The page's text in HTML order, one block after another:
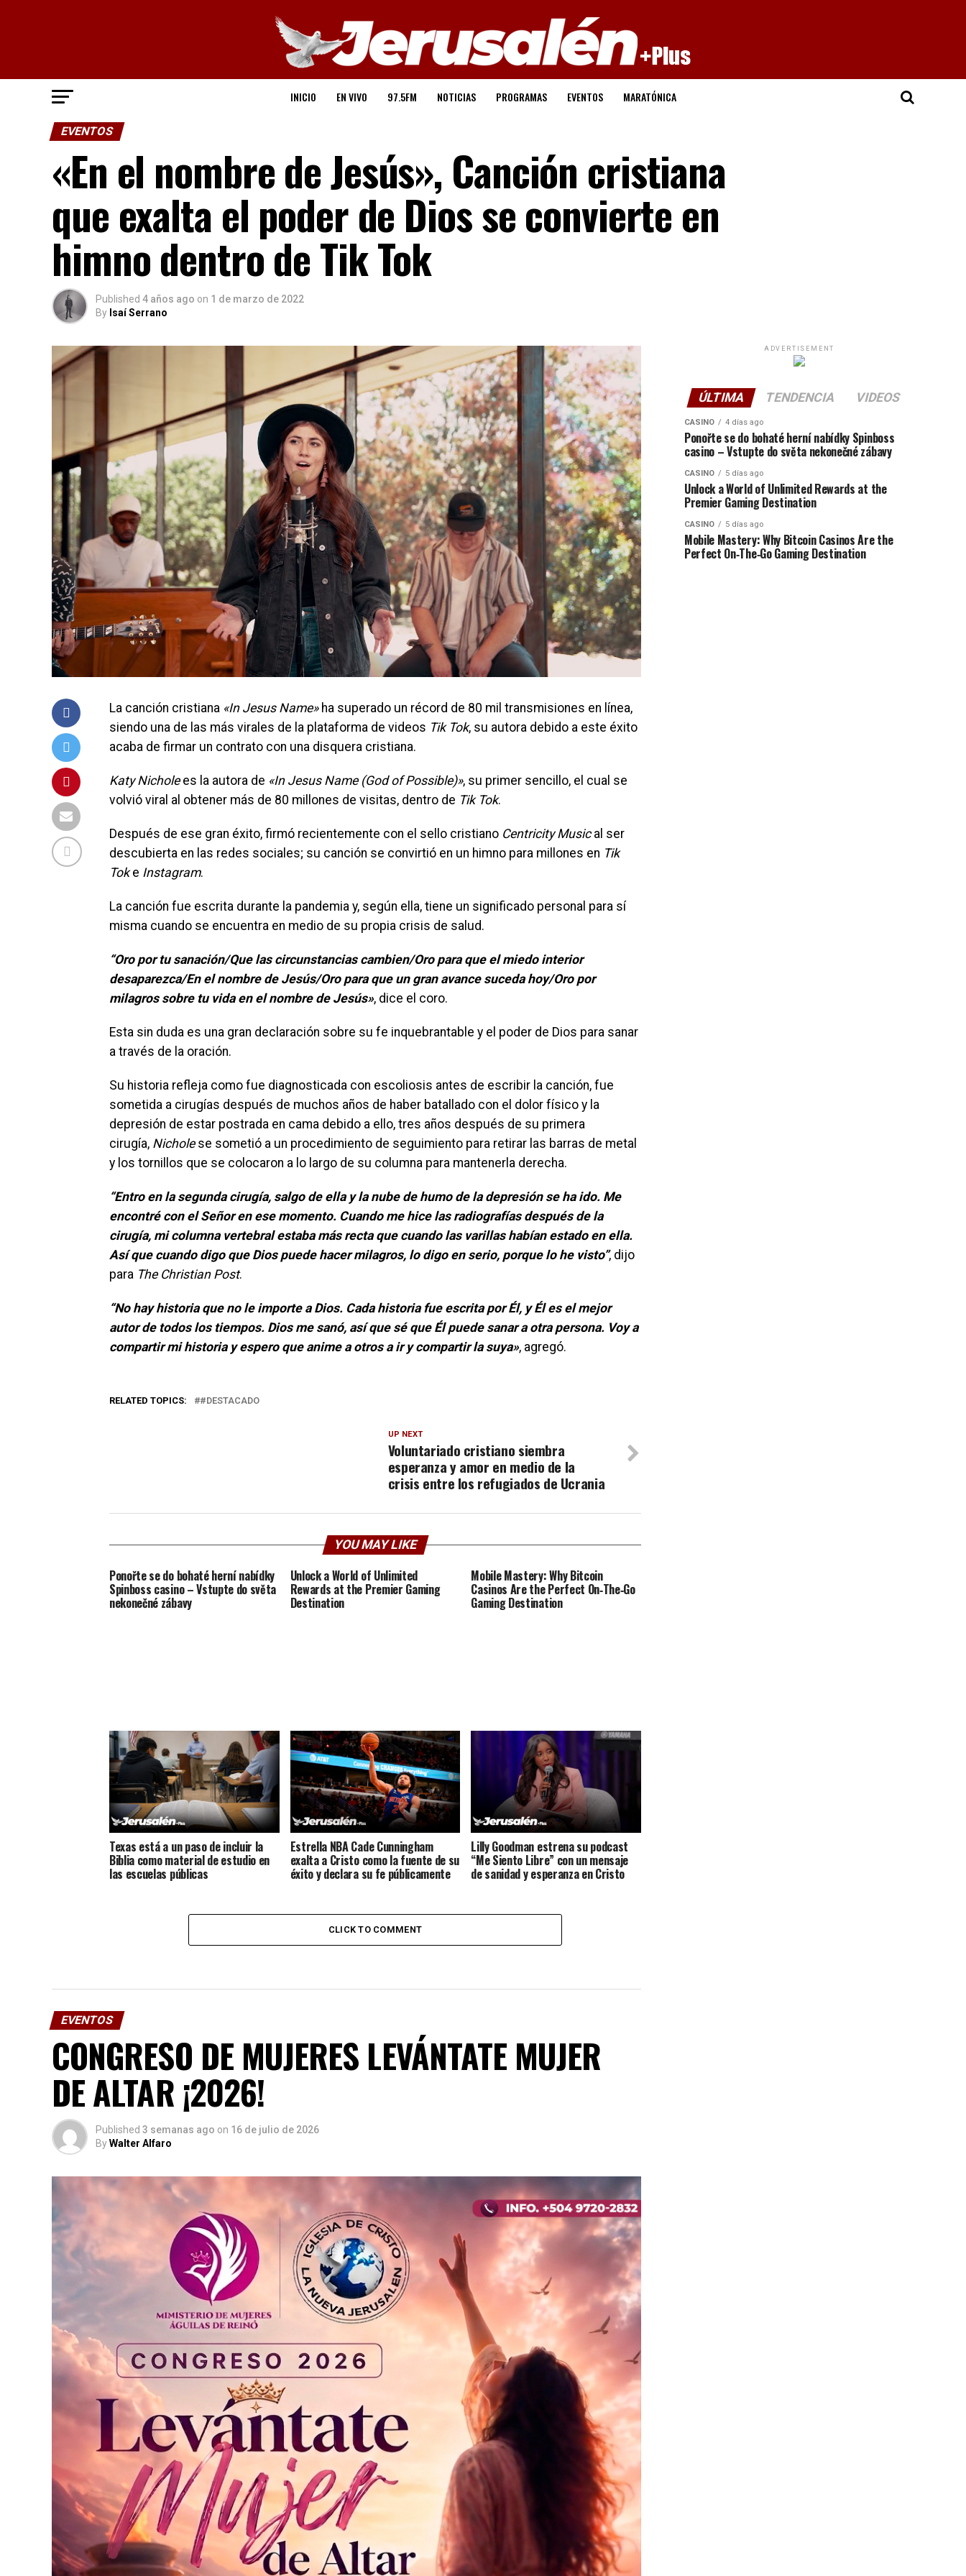
INICIO EN VIVO 97.5FM NOTICIAS PROGRAMAS EVENTOS MARATÓNICA
EVENTOS
«En el nombre de Jesús», Canción cristiana
que exalta el poder de Dios se convierte en
himno dentro de Tik Tok
Published 4 años ago on 1 de marzo de 2022
By Isaí Serrano
La canción cristiana «In Jesus Name»ha superado un récord de 80 mil transmisiones en línea,
siendo una de las más virales de la plataforma de videos Tik Tok, su autora debido a este éxito
acaba de firmar un contrato con una disquera cristiana.
Katy Nicholees la autora de «In Jesus Name (God of Possible)», su primer sencillo, el cual se
volvió viral al obtener más de 80 millones de visitas, dentro de Tik Tok.
Después de ese gran éxito, firmó recientemente con el sello cristiano Centricity Musical ser
descubierta en las redes sociales; su canción se convirtió en un himno para millones en Tik
Toke Instagram.
La canción fue escrita durante la pandemia y, según ella, tiene un significado personal para sí
misma cuando se encuentra en medio de su propia crisis de salud.
“Oro por tu sanación/Que las circunstancias cambien/Oro para que el miedo interior
desaparezca/En el nombre de Jesús/Oro para que un gran avance suceda hoy/Oro por
milagros sobre tu vida en el nombre de Jesús», dice el coro.
Esta sin duda es una gran declaración sobre su fe inquebrantable y el poder de Dios para sanar
a través de la oración.
Su historia refleja como fue diagnosticada con escoliosis antes de escribir la canción, fue
sometida a cirugías después de muchos años de haber batallado con el dolor físico y la
depresión de estar postrada en cama debido a ello, tres años después de su primera
cirugía, Nicholese sometió a un procedimiento de seguimiento para retirar las barras de metal
y los tornillos que se colocaron a lo largo de su columna para mantenerla derecha.
“Entro en la segunda cirugía, salgo de ella y la nube de humo de la depresión se ha ido. Me
encontré con el Señor en ese momento. Cuando me hice las radiografías después de la
cirugía, mi columna vertebral estaba más recta que cuando las varillas habían estado en ella.
Así que cuando digo que Dios puede hacer milagros, lo digo en serio, porque lo he visto”, dijo
para The Christian Post.
“No hay historia que no le importe a Dios. Cada historia fue escrita por Él, y Él es el mejor
autor de todos los tiempos. Dios me sanó, así que sé que Él puede sanar a otra persona. Voy a
compartir mi historia y espero que anime a otros a ir y compartir la suya», agregó.
RELATED TOPICS: #DESTACADO
UP NEXT
Voluntariado cristiano siembra
esperanza y amor en medio de la
crisis entre los refugiados de Ucrania
YOU MAY LIKE
Ponořte se do bohaté herní nabídky
Spinboss casino – Vstupte do světa
nekonečné zábavy
Unlock a World of Unlimited
Rewards at the Premier Gaming
Destination
Mobile Mastery: Why Bitcoin
Casinos Are the Perfect On‑The‑Go
Gaming Destination
Texas está a un paso de incluir la
Biblia como material de estudio en
las escuelas públicas
Estrella NBA Cade Cunningham
exalta a Cristo como la fuente de su
éxito y declara su fe públicamente
Lilly Goodman estrena su podcast
“Me Siento Libre” con un mensaje
de sanidad y esperanza en Cristo
CLICK TO COMMENT
EVENTOS
CONGRESO DE MUJERES LEVÁNTATE MUJER
DE ALTAR ¡2026!
Published 3 semanas ago on 16 de julio de 2026
ByWalter Alfaro
ADVERTISEMENT
ÚLTIMA TENDENCIA VIDEOS
CASINO 4 días ago
Ponořte se do bohaté herní nabídky Spinboss
casino – Vstupte do světa nekonečné zábavy
CASINO 5 días ago
Unlock a World of Unlimited Rewards at the
Premier Gaming Destination
CASINO 5 días ago
Mobile Mastery: Why Bitcoin Casinos Are the
Perfect On‑The‑Go Gaming Destination